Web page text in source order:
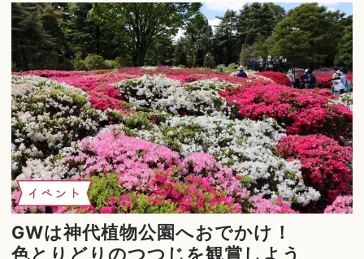
イベント
GWは神代植物公園へおでかけ！
色とりどりのつつじを観賞しよう